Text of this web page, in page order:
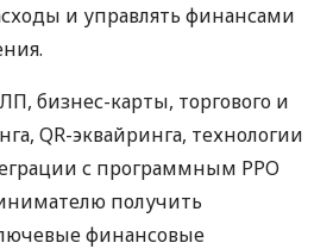
и управлять финансами
бизнес-карты, торгового и
QR-эквайринга, технологии
с программным РРО
получить
финансовые